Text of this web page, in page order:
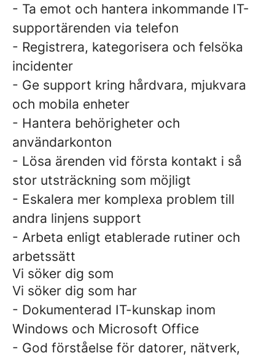
- Ta emot och hantera inkommande IT-
supportärenden via telefon
- Registrera, kategorisera och felsöka
incidenter
- Ge support kring hårdvara, mjukvara
och mobila enheter
- Hantera behörigheter och
användarkonton
- Lösa ärenden vid första kontakt i så
stor utsträckning som möjligt
- Eskalera mer komplexa problem till
andra linjens support
- Arbeta enligt etablerade rutiner och
arbetssätt
Vi söker dig som
Vi söker dig som har
- Dokumenterad IT-kunskap inom
Windows och Microsoft Office
- God förståelse för datorer, nätverk,